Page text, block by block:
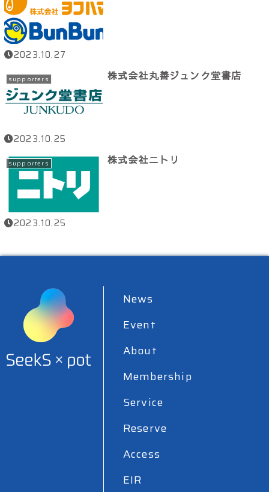
2023.10.27
supporters 株式会社丸善ジュンク堂書店
2023.10.25
supporters 株式会社ニトリ
2023.10.25
News
Event
About
Membership
Service
Reserve
Access
EIR